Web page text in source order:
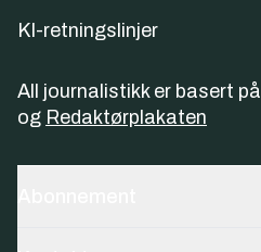
KI-retningslinjer
All journalistikk er basert på
og Redaktørplakaten